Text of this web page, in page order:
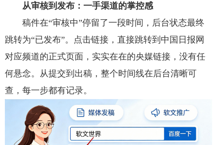
从审核到发布：一手渠道的掌控感
稿件在“审核中”停留了一段时间，后台状态最终
跳转为“已发布”。点击链接，直接跳转到中国日报网
对应频道的正式页面，实实在在的央媒链接，没有任
何悬念。从提交到出稿，整个时间线在后台清晰可
查，每一步都有记录。